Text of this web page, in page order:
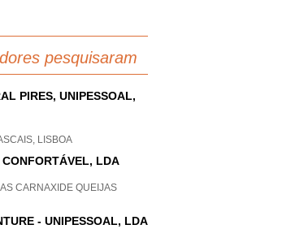
pesquisaram
PIRES, UNIPESSOAL,
LISBOA
LDA
CARNAXIDE QUEIJAS
- UNIPESSOAL, LDA